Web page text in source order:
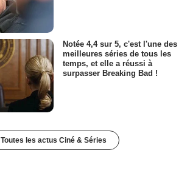
Notée 4,4 sur 5, c'est l'une des
meilleures séries de tous les
temps, et elle a réussi à
surpasser Breaking Bad !
Toutes les actus Ciné & Séries